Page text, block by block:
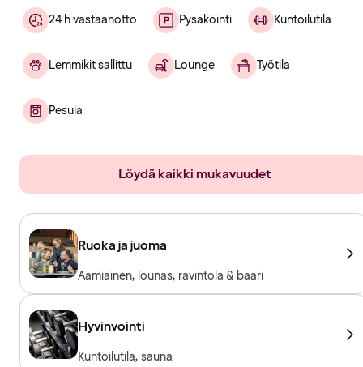
24 h vastaanotto Pysäköinti Kuntoilutila
Lemmikit sallittu Lounge Työtila
Pesula
Löydä kaikki mukavuudet
Ruoka ja juoma
Aamiainen, lounas, ravintola & baari
Hyvinvointi
Kuntoilutila, sauna